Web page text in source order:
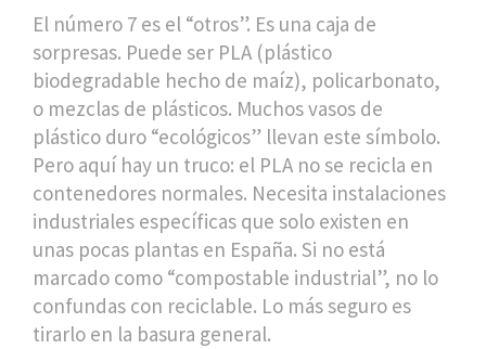
El número 7 es el “otros”. Es una caja de
sorpresas. Puede ser PLA (plástico
biodegradable hecho de maíz), policarbonato,
o mezclas de plásticos. Muchos vasos de
plástico duro “ecológicos” llevan este símbolo.
Pero aquí hay un truco: el PLA no se recicla en
contenedores normales. Necesita instalaciones
industriales específicas que solo existen en
unas pocas plantas en España. Si no está
marcado como “compostable industrial”, no lo
confundas con reciclable. Lo más seguro es
tirarlo en la basura general.